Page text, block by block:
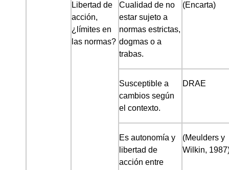
Libertad de
acción,
¿límites en
las normas?
Cualidad de no
estar sujeto a
normas estrictas,
dogmas o a
trabas.
(Encarta)
Susceptible a
cambios según
el contexto.
DRAE
Es autonomía y
libertad de
acción entre
(Meulders y
Wilkin,